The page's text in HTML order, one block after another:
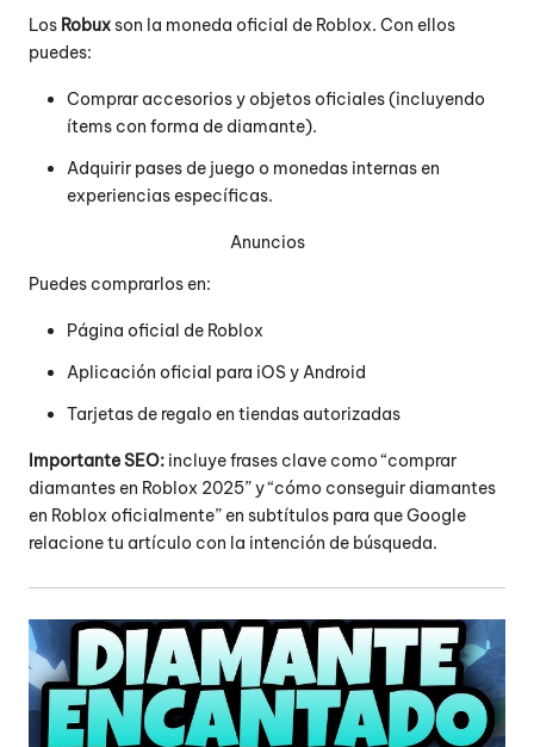
Los Robuxson la moneda oficial de Roblox. Con ellos
puedes:
Comprar accesorios y objetos oficiales (incluyendo
ítems con forma de diamante).
Adquirir pases de juego o monedas internas en
experiencias específicas.
Anuncios
Puedes comprarlos en:
Página oficial de Roblox
Aplicación oficial para iOS y Android
Tarjetas de regalo en tiendas autorizadas
Importante SEO: incluye frases clave como “comprar
diamantes en Roblox 2025” y “cómo conseguir diamantes
en Roblox oficialmente” en subtítulos para que Google
relacione tu artículo con la intención de búsqueda.